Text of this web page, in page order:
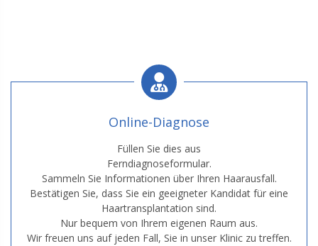
Online-Diagnose
Füllen Sie dies aus
Ferndiagnoseformular.
Sammeln Sie Informationen über Ihren Haarausfall.
Bestätigen Sie, dass Sie ein geeigneter Kandidat für eine
Haartransplantation sind.
Nur bequem von Ihrem eigenen Raum aus.
Wir freuen uns auf jeden Fall, Sie in unser Klinic zu treffen.